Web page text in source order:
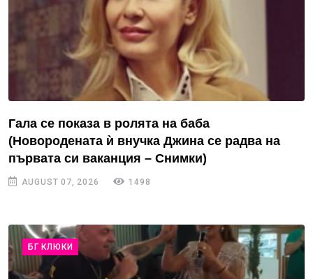
Гала се показа в ролята на баба
(Новородената ѝ внучка Джина се радва на
първата си ваканция – Снимки)
AUGUST 07, 2026 1498
БГ КЛЮКИ